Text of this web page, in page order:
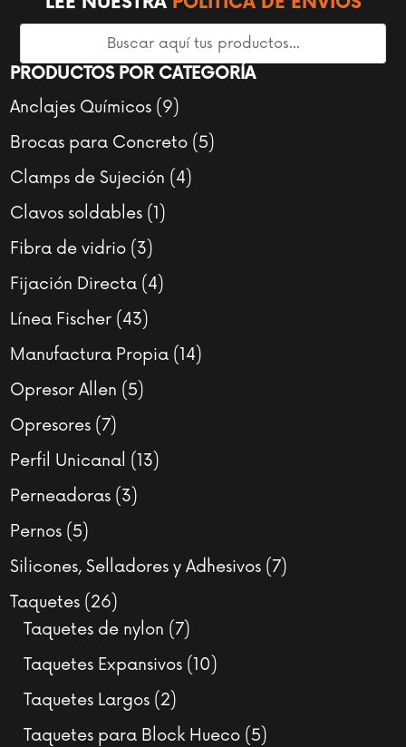
PRODUCTOS POR CATEGORÍA
Anclajes Químicos 99
productos
Brocas para Concreto 55
Clamps de Sujeción 44
Clavos soldables 1 1
Fibra de vidrio 33
productos
Fijación Directa 44
Línea Fischer 4343
productos
Manufactura Propia 1414
Opresor Allen 55
Opresores 77
productos
Perfil Unicanal 1313
Perneadoras 33
Pernos 55
productos
Silicones, Selladores y Adhesivos 77
Taquetes 2626
productos
Taquetes de nylon 77
productos
Taquetes Expansivos 1010
Taquetes Largos 22
productos
Taquetes para Block Hueco 55